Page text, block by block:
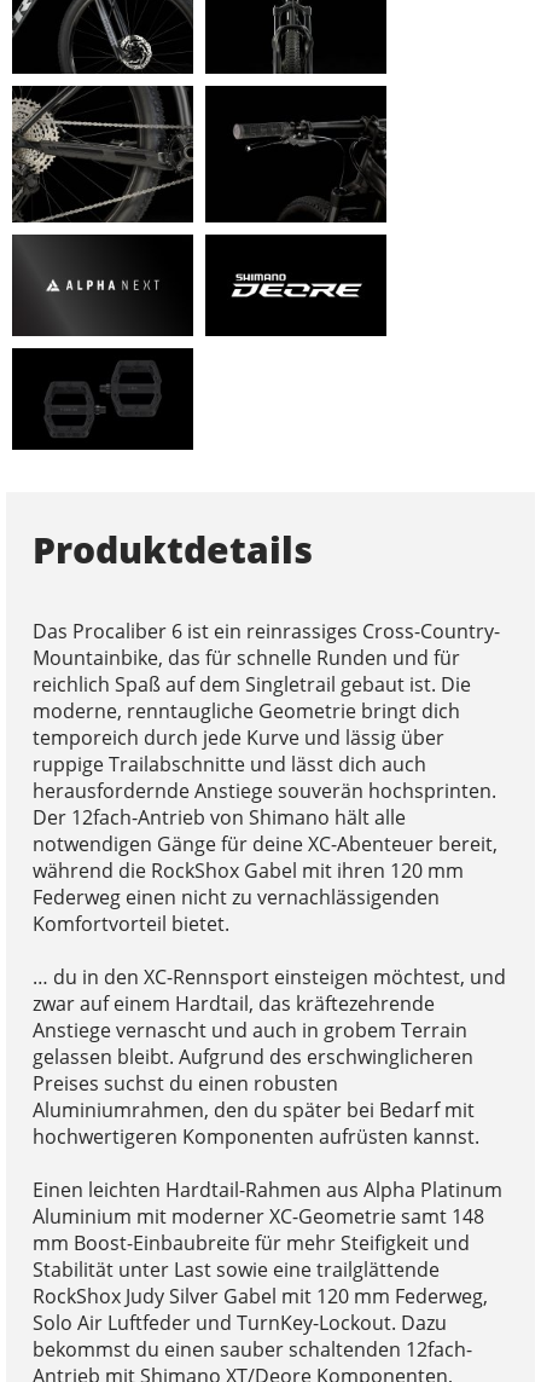
Produktdetails
Das Procaliber 6 ist ein reinrassiges Cross-Country-
Mountainbike, das für schnelle Runden und für
reichlich Spaß auf dem Singletrail gebaut ist. Die
moderne, renntaugliche Geometrie bringt dich
temporeich durch jede Kurve und lässig über
ruppige Trailabschnitte und lässt dich auch
herausfordernde Anstiege souverän hochsprinten.
Der 12fach-Antrieb von Shimano hält alle
notwendigen Gänge für deine XC-Abenteuer bereit,
während die RockShox Gabel mit ihren 120 mm
Federweg einen nicht zu vernachlässigenden
Komfortvorteil bietet.
… du in den XC-Rennsport einsteigen möchtest, und
zwar auf einem Hardtail, das kräftezehrende
Anstiege vernascht und auch in grobem Terrain
gelassen bleibt. Aufgrund des erschwinglicheren
Preises suchst du einen robusten
Aluminiumrahmen, den du später bei Bedarf mit
hochwertigeren Komponenten aufrüsten kannst.
Einen leichten Hardtail-Rahmen aus Alpha Platinum
Aluminium mit moderner XC-Geometrie samt 148
mm Boost-Einbaubreite für mehr Steifigkeit und
Stabilität unter Last sowie eine trailglättende
RockShox Judy Silver Gabel mit 120 mm Federweg,
Solo Air Luftfeder und TurnKey-Lockout. Dazu
bekommst du einen sauber schaltenden 12fach-
Antrieb mit Shimano XT/Deore Komponenten,